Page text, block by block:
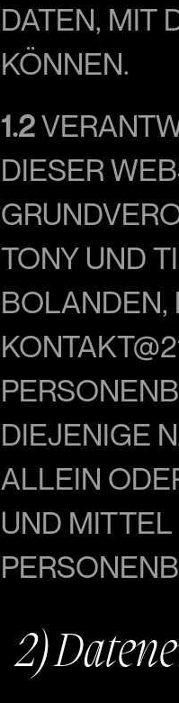
DATEN, MIT
KÖNNEN.
1.2
DIESER
TONY UND
BOLANDEN,
DIEJENIGE
ALLEIN
UND
2)